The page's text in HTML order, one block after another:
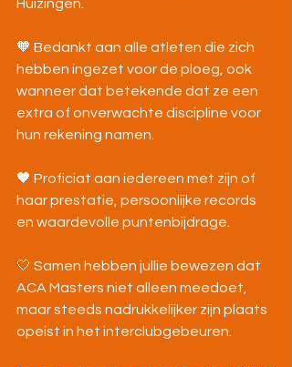
Huizingen.
🧡 Bedankt aan alle atleten die zich
hebben ingezet voor de ploeg, ook
wanneer dat betekende dat ze een
extra of onverwachte discipline voor
hun rekening namen.
🖤 Proficiat aan iedereen met zijn of
haar prestatie, persoonlijke records
en waardevolle puntenbijdrage.
🤍 Samen hebben jullie bewezen dat
ACA Masters niet alleen meedoet,
maar steeds nadrukkelijker zijn plaats
opeist in het interclubgebeuren.